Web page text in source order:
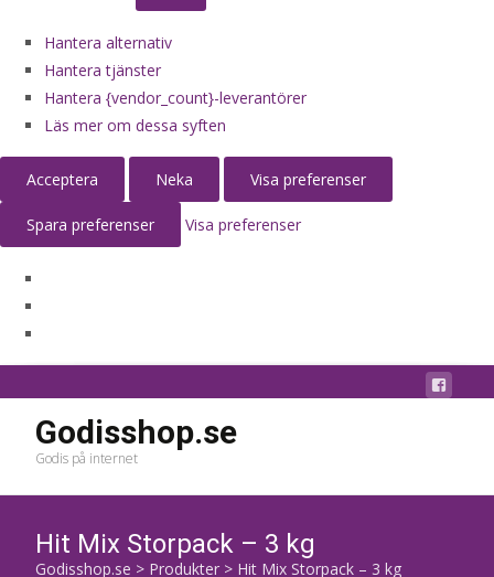
Hantera alternativ
Hantera tjänster
Hantera {vendor_count}-leverantörer
Läs mer om dessa syften
Acceptera Neka Visa preferenser
Spara preferenser Visa preferenser
Godisshop.se
Godis på internet
Hit Mix Storpack – 3 kg
Godisshop.se > Produkter > Hit Mix Storpack – 3 kg